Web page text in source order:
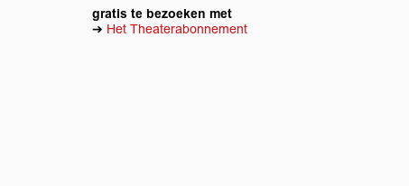
gratis te bezoeken met
➔ Het Theaterabonnement